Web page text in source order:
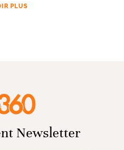
PLUS
Newsletter